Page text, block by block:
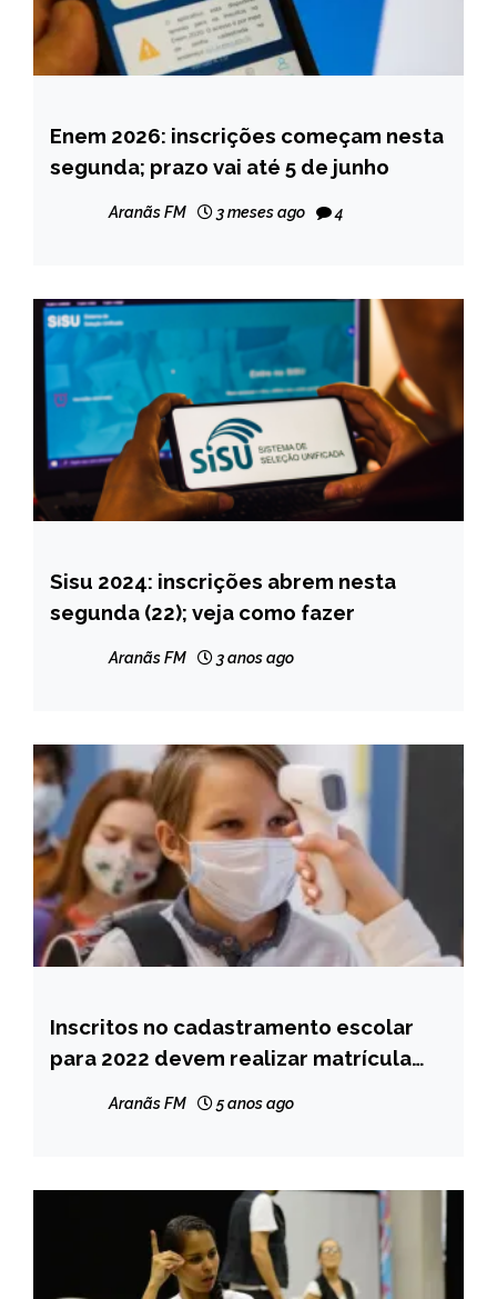
BRASIL
NOTÍCIAS
Enem 2026: inscrições começam nesta
segunda; prazo vai até 5 de junho
Aranãs FM 3 meses ago 4
BRASIL
NOTÍCIAS
Sisu 2024: inscrições abrem nesta
segunda (22); veja como fazer
Aranãs FM 3 anos ago
MINAS
GERAIS
NOTÍCIAS
Inscritos no cadastramento escolar
para 2022 devem realizar matrícula
Aranãs FM 5 anos ago